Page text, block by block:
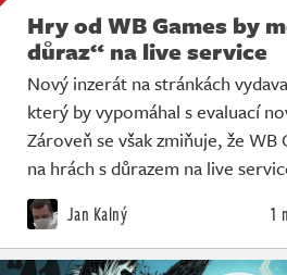
Hry od WB Games by
důraz“ na live service
Nový inzerát na stránkách
který by vypomáhal s evaluací
Zároveň se však zmiňuje, že WB
na hrách s důrazem na live
Jan Kalný 1